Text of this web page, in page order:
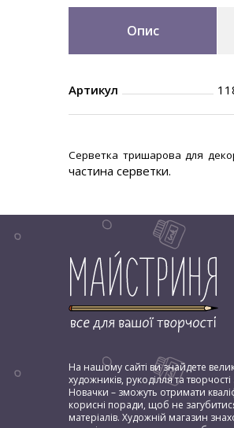
Опис
Артикул
Серветка тришарова для
частина серветки.
На нашому сайті ви знайдете
художників, рукоділля та
Новачки – зможуть отримати
корисні поради, щоб не
матеріалів. Художній магазин